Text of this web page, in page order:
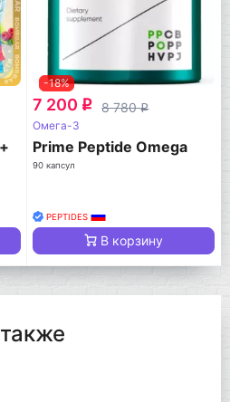
-18%
7 200 q 8 780q
Омега-3
Prime Peptide Omega
90 капсул
PEPTIDES
В корзину